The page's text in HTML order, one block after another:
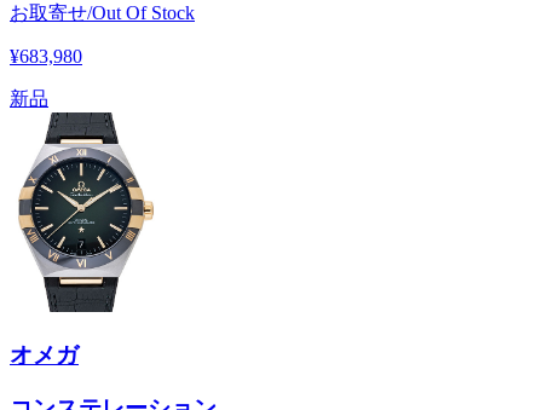
お取寄せ/Out Of Stock
¥683,980
新品
オメガ